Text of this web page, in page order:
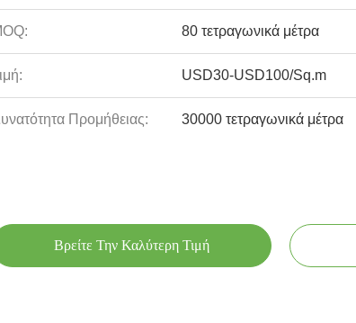
80 τετραγωνικά μέτρα
USD30-USD100/Sq.m
Προμήθειας: 30000 τετραγωνικά μέτρα
Βρείτε Την Καλύτερη Τιμή